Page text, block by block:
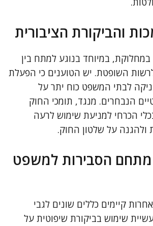
והביקורת הציבורית
במחלוקת, במיוחד בנוגע למתח בין
השופטת. יש הטוענים כי הפעלת
לבתי המשפט כוח יתר על
הנבחרים. מנגד, תומכי החוק
הכרחי למניעת שימוש לרעה
ולהגנה על שלטון החוק.
מתחם הסבירות למשפט
קיימים כללים שונים לגבי
שימוש בביקורת שיפוטית על